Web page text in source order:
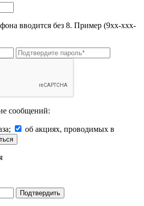
вводится без 8. Пример (9хх-ххх-
сообщений:
об акциях, проводимых в
Подтвердить